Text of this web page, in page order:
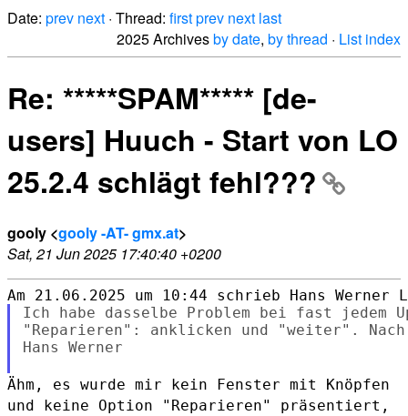
Date: prev next · Thread: firstprev next last
2025 Archivesby date, by thread · List index
Re: *****SPAM***** [de-
users] Huuch - Start von LO
25.2.4 schlägt fehl???
gooly <gooly -AT- gmx.at>
Sat, 21 Jun 2025 17:40:40 +0200
Ich habe dasselbe Problem bei fast
"Reparieren": anklicken und "weiter".
Hans Werner
Ähm, es wurde mir kein Fenster mit Knöpfen
und keine Option "Reparieren" präsentiert,